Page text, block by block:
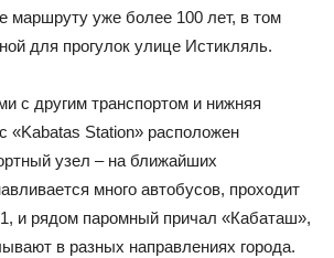
маршруту уже более 100 лет, в том
для прогулок улице Истикляль.
с другим транспортом и нижняя
«Kabatas Station» расположен
узел – на ближайших
много автобусов, проходит
и рядом паромный причал «Кабаташ»,
в разных направлениях города.